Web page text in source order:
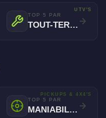
TOP 5 PAR
TOUT-TERRAIN
UTV'S
TOP 5 PAR
MANIABILITÉ
PICKUPS & 4X4'S